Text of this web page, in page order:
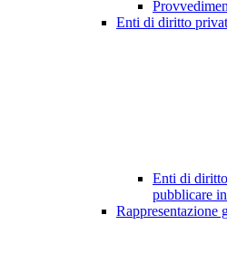
Enti di diritto
Enti di
pubblicare
Rappresentazione